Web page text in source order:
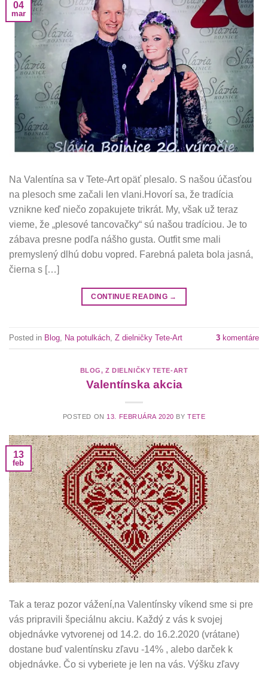
04
mar
Na Valentína sa v Tete-Art opäť plesalo. S našou účasťou
na plesoch sme začali len vlani.Hovorí sa, že tradícia
vznikne keď niečo zopakujete trikrát. My, však už teraz
vieme, že „plesové tancovačky“ sú našou tradíciou. Je to
zábava presne podľa nášho gusta. Outfit sme mali
premyslený dlhú dobu vopred. Farebná paleta bola jasná,
čierna s […]
CONTINUE READING →
Posted in Blog Na potulkách Z dielničky Tete-Art 3 komentáre
BLOG,Z DIELNIČKY TETE-ART
Valentínska akcia
POSTED ON 13. FEBRUÁRA 2020 BYTETE
13
feb
Tak a teraz pozor vážení,na Valentínsky víkend sme si pre
vás pripravili špeciálnu akciu. Každý z vás k svojej
objednávke vytvorenej od 14.2. do 16.2.2020 (vrátane)
dostane buď valentínsku zľavu -14% , alebo darček k
objednávke. Čo si vyberiete je len na vás. Výšku zľavy